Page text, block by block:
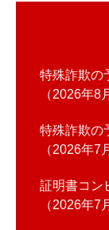
特殊詐欺の
2026年8
特殊詐欺の
2026年7
証明書コン
2026年7